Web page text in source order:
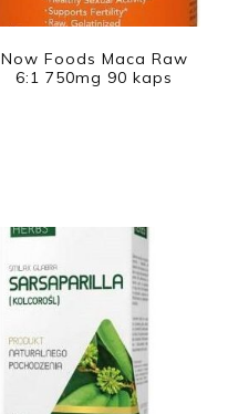
Now Foods Maca Raw
6:1 750mg 90 kaps